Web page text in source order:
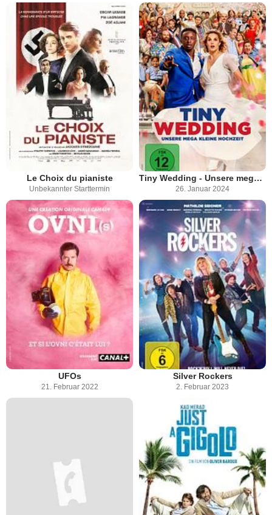
Le Choix du pianiste
Unbekannter Starttermin
Tiny Wedding - Unsere mega kleine Hochzeit
26. Januar 2024
UFOs
21. Februar 2022
Silver Rockers
2. Februar 2023